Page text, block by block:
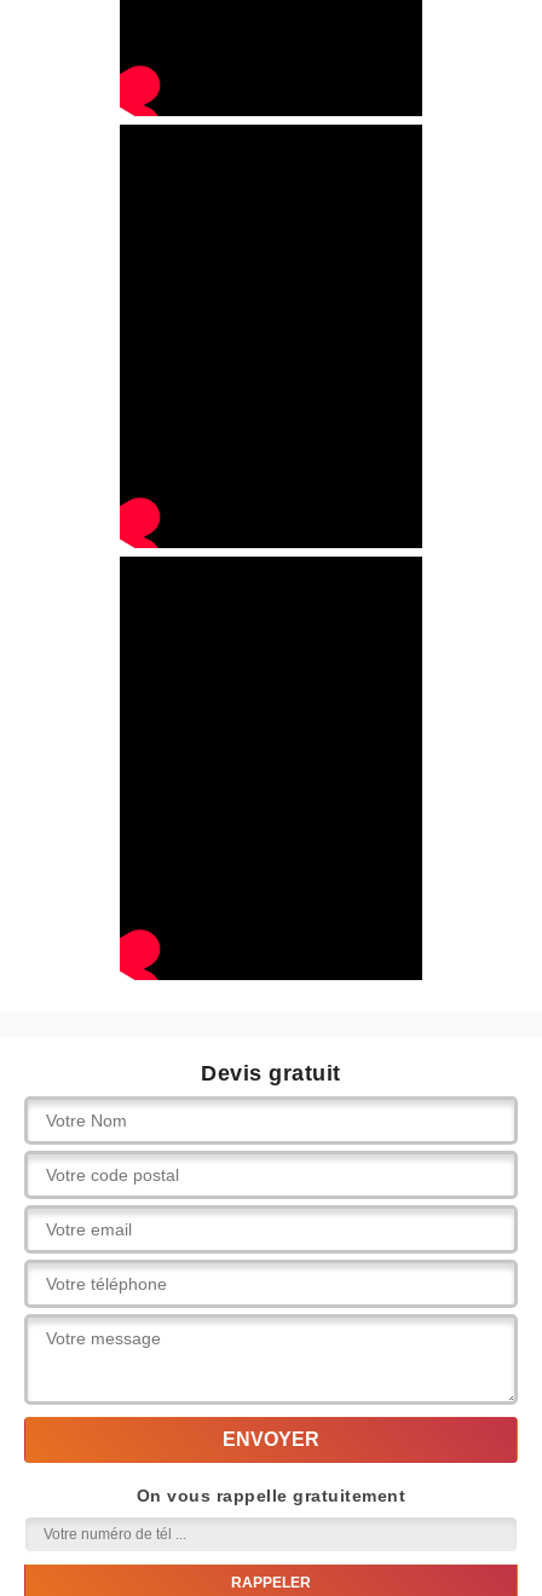
Devis gratuit
On vous rappelle gratuitement